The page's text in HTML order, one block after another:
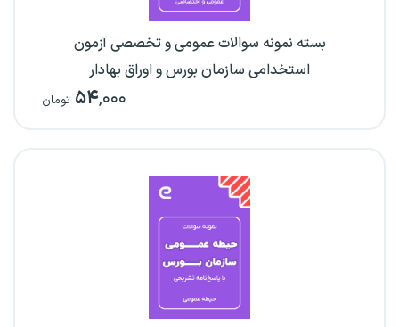
بسته نمونه سوالات عمومی و تخصصی آزمون
استخدامی سازمان بورس و اوراق بهادار
۵۴,۰۰۰ تومان